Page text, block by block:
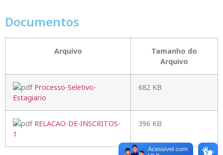
Documentos
Arquivo
Tamanho do
Arquivo
Processo-Seletivo-
Estagiario
682 KB
RELACAO-DE-INSCRITOS-
1
396 KB